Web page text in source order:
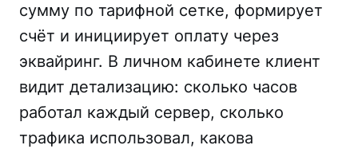
сумму по тарифной сетке, формирует
счёт и инициирует оплату через
эквайринг. В личном кабинете клиент
видит детализацию: сколько часов
работал каждый сервер, сколько
трафика использовал, какова